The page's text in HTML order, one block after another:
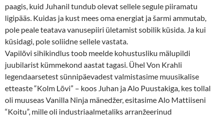
paagis, kuid Juhanil tundub olevat sellele segule piiramatu
ligipääs. Kuidas ja kust mees oma energiat ja šarmi ammutab,
pole peale teatava vanusepiiri ületamist sobilik küsida. Ja kui
küsidagi, pole soliidne sellele vastata.
Vapilõvi sihikindlus toob meelde kohustusliku mälupildi
juubilarist kümmekond aastat tagasi. Ühel Von Krahli
legendaarsetest sünnipäevadest valmistasime muusikalise
etteaste “Kolm Lõvi” – koos Juhan ja Alo Puustakiga, kes tollal
oli muuseas Vanilla Ninja mänedžer, esitasime Alo Mattiiseni
“Koitu”, mille oli industriaalmetaliks arranžeerinud